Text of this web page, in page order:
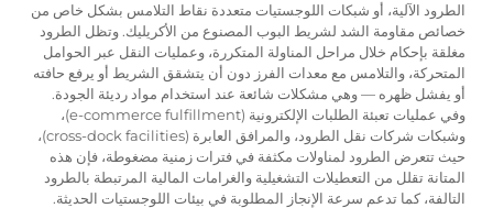
الطرود الآلية، أو شبكات اللوجستيات متعددة نقاط التلامس بشكل خاص من
خصائص مقاومة الشد لشريط البوب المصنوع من الأكريليك. وتظل الطرود
مغلقة بإحكام خلال مراحل المناولة المتكررة، وعمليات النقل عبر الحوامل
المتحركة، والتلامس مع معدات الفرز دون أن يتشقق الشريط أو يرفع حافته
أو يفشل ظهره — وهي مشكلات شائعة عند استخدام مواد رديئة الجودة.
وفي عمليات تعبئة الطلبات الإلكترونية (e-commerce fulfillment)،
وشبكات شركات نقل الطرود، والمرافق العابرة (cross-dock facilities)،
حيث تتعرض الطرود لمناولات مكثفة في فترات زمنية مضغوطة، فإن هذه
المتانة تقلل من التعطيلات التشغيلية والغرامات المالية المرتبطة بالطرود
التالفة، كما تدعم سرعة الإنجاز المطلوبة في بيئات اللوجستيات الحديثة.